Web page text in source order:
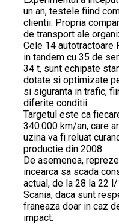
un an, testele fiind
clientii. Propria
de transport ale
Cele 14 autotractoare
in tandem cu 35 de
34 t, sunt echipate
dotate si optimizate
si siguranta in trafic,
diferite conditii.
Targetul este ca
340.000 km/an, care
uzina va fi reluat
productie din 2008.
De asemenea,
incearca sa scada
actual, de la 28 la 22
Scania, daca sunt
franeaza doar in caz
impact.